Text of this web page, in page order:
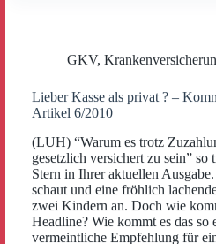
GKV,
Lieber Kasse als privat ? –
Artikel 6/2010
(LUH) “Warum es trotz
gesetzlich versichert zu sein”
Stern in Ihrer aktuellen
schaut und eine fröhlich
zwei Kindern an. Doch wie
Headline? Wie kommt es das so
vermeintliche Empfehlung für